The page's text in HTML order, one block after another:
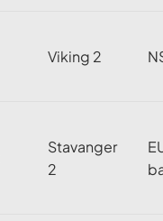
Viking 2
Stavanger
2